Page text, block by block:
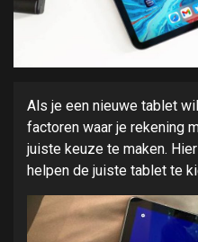
Als je een nieuwe tablet
factoren waar je rekening
juiste keuze te maken.
helpen de juiste tablet te